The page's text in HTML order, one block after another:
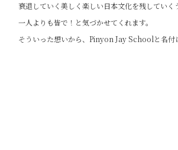
衰退していく美しく楽しい日本文化を残していく
一人よりも皆で！と気づかせてくれます。
そういった想いから、Pinyon Jay Schoolと名付